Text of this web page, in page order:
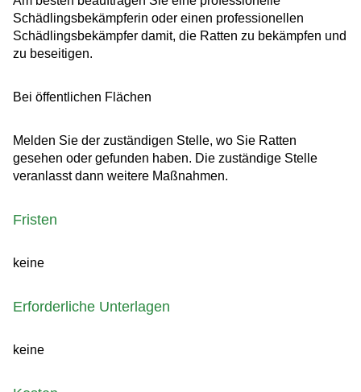
Schädlingsbekämpferin oder einen professionellen
Schädlingsbekämpfer damit, die Ratten zu bekämpfen und
zu beseitigen.
Bei öffentlichen Flächen
Melden Sie der zuständigen Stelle, wo Sie Ratten
gesehen oder gefunden haben. Die zuständige Stelle
veranlasst dann weitere Maßnahmen.
Fristen
keine
Erforderliche Unterlagen
keine